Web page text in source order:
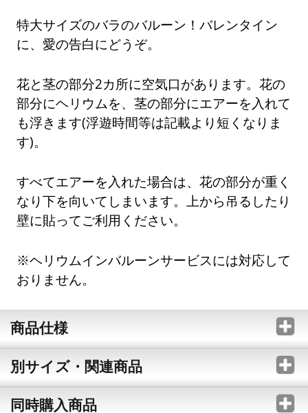
特大サイズのバラのバルーン！バレンタイン
に、愛の告白にどうぞ。
花と茎の部分2カ所に空気口があります。花の
部分にヘリウムを、茎の部分にエアーを入れて
も浮きます(浮遊時間等は記載より短くなりま
す)。
すべてエアーを入れた場合は、花の部分が重く
なり下を向いてしまいます。上から吊るしたり
壁に貼ってご利用ください。
※ヘリウムインバルーンサービスには対応して
おりません。
商品仕様
別サイズ・関連商品
同時購入商品